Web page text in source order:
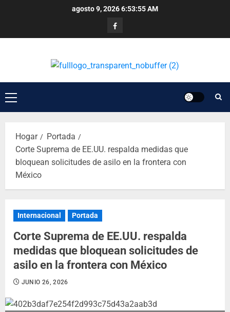
agosto 9, 20266:53:56 AM
Hogar
Portada
Corte Suprema de EE.UU. respalda medidas que
bloquean solicitudes de asilo en la frontera con
México
Internacional Portada
Corte Suprema de EE.UU. respalda
medidas que bloquean solicitudes de
asilo en la frontera con México
JUNIO 26, 2026